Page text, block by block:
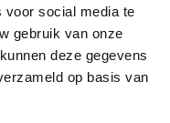
voor social media te
gebruik van onze
deze gegevens
op basis van
Regelingen